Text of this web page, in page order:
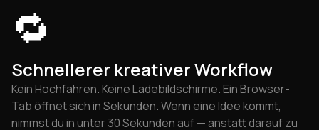
🔁
Schnellerer kreativer Workflow
Kein Hochfahren. Keine Ladebildschirme. Ein Browser-
Tab öffnet sich in Sekunden. Wenn eine Idee kommt,
nimmst du in unter 30 Sekunden auf — anstatt darauf zu